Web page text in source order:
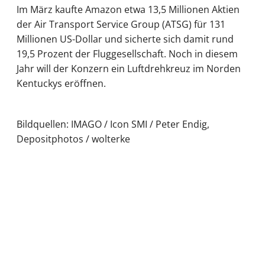
Im März kaufte Amazon etwa 13,5 Millionen Aktien
der Air Transport Service Group (ATSG) für 131
Millionen US-Dollar und sicherte sich damit rund
19,5 Prozent der Fluggesellschaft. Noch in diesem
Jahr will der Konzern ein Luftdrehkreuz im Norden
Kentuckys eröffnen.
Bildquellen: IMAGO / Icon SMI / Peter Endig,
Depositphotos / wolterke